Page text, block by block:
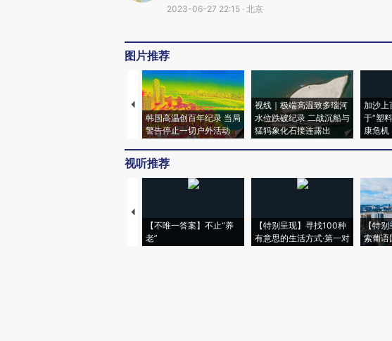
2023-06-27 22:15 · 北京
图片推荐
韩国高温创百年纪录 当局
警告停止一切户外活动
视线｜极端高温致多瑙河
水位跌破纪录 二战沉船与
猛犸象化石接连露出
加沙上
于“塑
康危机
视听推荐
【不唯一答案】不止“养
老”
【特别呈现】寻找100种
有意思的生活方式·第一对
【特别
索葡语